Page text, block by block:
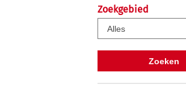
Zoekgebied